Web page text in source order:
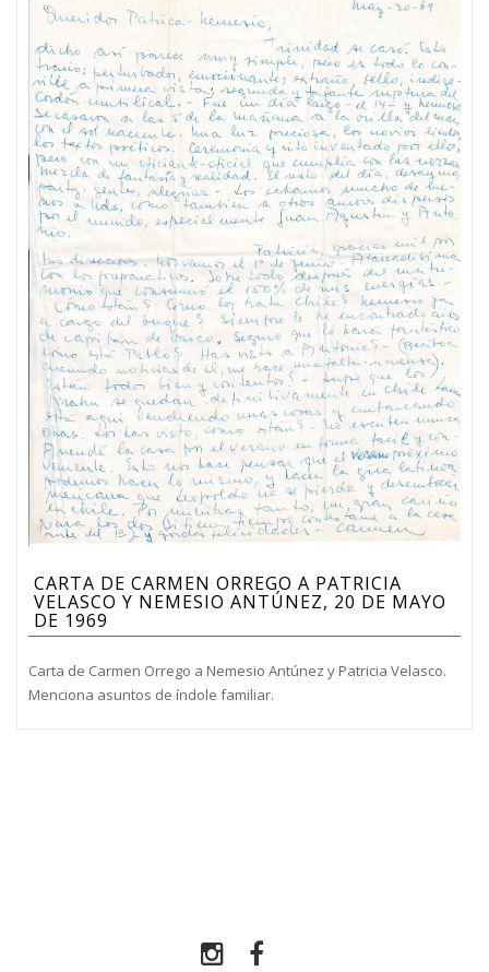
CARTA DE CARMEN ORREGO A PATRICIA
VELASCO Y NEMESIO ANTÚNEZ, 20 DE MAYO
DE 1969
Carta de Carmen Orrego a Nemesio Antúnez y Patricia Velasco.
Menciona asuntos de índole familiar.